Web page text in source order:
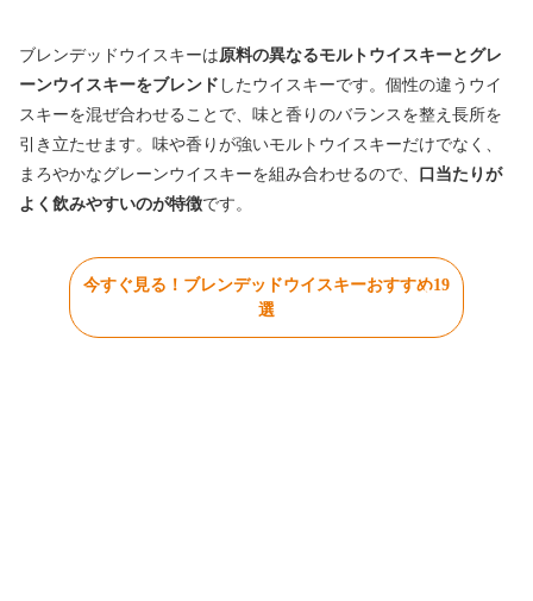
ブレンデッドウイスキーは原料の異なるモルトウイスキーとグレ
ーンウイスキーをブレンド したウイスキーです。個性の違うウイ
スキーを混ぜ合わせることで、味と香りのバランスを整え長所を
引き立たせます。味や香りが強いモルトウイスキーだけでなく、
まろやかなグレーンウイスキーを組み合わせるので、
口当たりが
よく飲みやすいのが特徴です。
今すぐ見る！ブレンデッドウイスキーおすすめ19
選